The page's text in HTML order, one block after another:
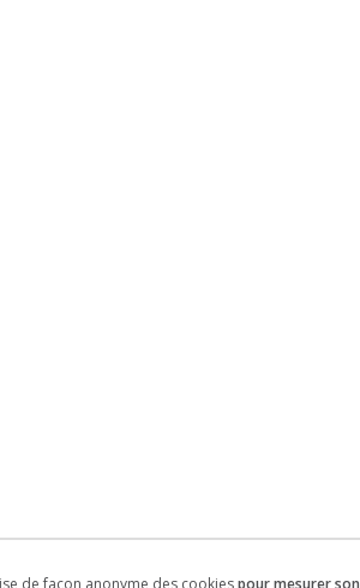
de façon anonyme des cookiespour mesurer